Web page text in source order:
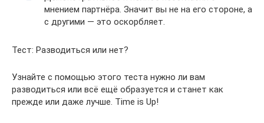
мнением партнёра. Значит вы не на его стороне, а
с другими — это оскорбляет.
Тест: Разводиться или нет?
Узнайте с помощью этого теста нужно ли вам
разводиться или всё ещё образуется и станет как
прежде или даже лучше. Time is Up!